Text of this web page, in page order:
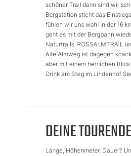
schöner Trail dann sind wir
Bergstation sticht das
fühlen wir uns wohl in der 16
geht es mit der Bergbahn
Naturtrails ROSSALMTRAIL
Alte Almweg ist dagegen
aber mit einem herrlichen
Drink am Steg im Lindenhof
DEINE
Länge, Höhenmeter, Dauer?